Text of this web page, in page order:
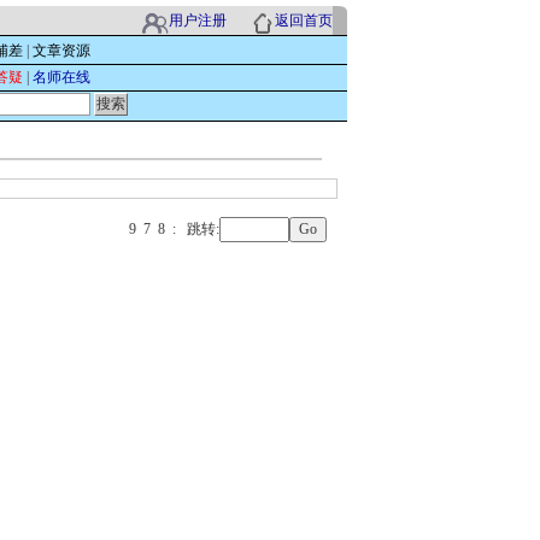
用户注册
返回首页
差 文章资源
疑 名师在线
9 7 8 : 跳转: